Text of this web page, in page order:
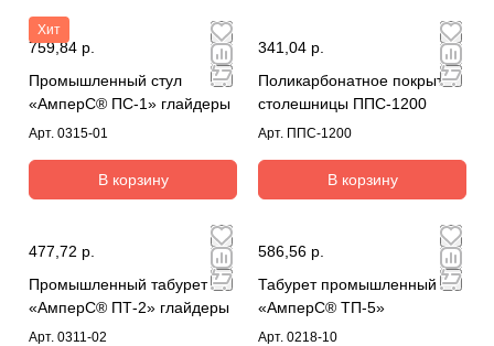
Хит
759,84 р.
Промышленный стул
«АмперС® ПС-1» глайдеры
Арт. 0315-01
В корзину
341,04 р.
Поликарбонатное покрытие
столешницы ППС-1200
Арт. ППС-1200
В корзину
477,72 р.
Промышленный табурет
«АмперС® ПТ-2» глайдеры
Арт. 0311-02
586,56 р.
Табурет промышленный
«АмперС® ТП-5»
Арт. 0218-10